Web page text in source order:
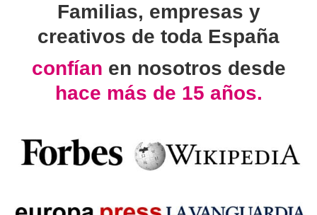
Familias, empresas y
creativos de toda España
confían en nosotros desde
hace más de 15 años.